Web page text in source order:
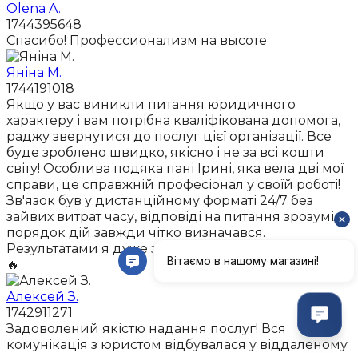
Olena A.
1744395648
Спасибо! Профессионализм на высоте
Яніна М.
1744191018
Якщо у вас виникли питання юридичного
характеру і вам потрібна кваліфікована допомога,
раджу звернутися до послуг цієї організації. Все
буде зроблено швидко, якісно і не за всі кошти
світу! Особлива подяка пані Ірині, яка вела дві мої
справи, це справжній професіонал у своїй роботі!
Зв'язок був у дистанційному форматі 24/7 без
зайвих витрат часу, відповіді на питання зрозумілі,
порядок дій завжди чітко визначався.
Результатами я дуже задоволена, рекомендую!👍👏
🔥
Алексей З.
1742911271
Задоволений якістю надання послуг! Вся
комунікація з юристом відбувалася у віддаленому